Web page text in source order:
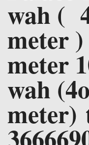
wah (
meter
meter
wah
meter)